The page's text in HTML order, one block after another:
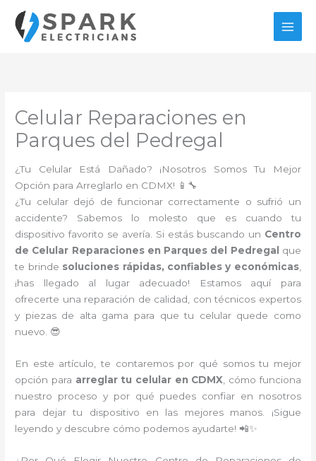
contenido
Celular Reparaciones en
Parques del Pedregal
¿Tu Celular Está Dañado? ¡Nosotros Somos Tu Mejor
Opción para Arreglarlo en CDMX! 📱🔧
¿Tu celular dejó de funcionar correctamente o sufrió un
accidente? Sabemos lo molesto que es cuando tu
dispositivo favorito se avería. Si estás buscando un Centro
de Celular Reparaciones en Parques del Pedregal
que
te brinde soluciones rápidas, confiables y económicas,
¡has llegado al lugar adecuado! Estamos aquí para
ofrecerte una reparación de calidad, con técnicos expertos
y piezas de alta gama para que tu celular quede como
nuevo. 😎
En este artículo, te contaremos por qué somos tu mejor
opción para arreglar tu celular en CDMX , cómo funciona
nuestro proceso y por qué puedes confiar en nosotros
para dejar tu dispositivo en las mejores manos. ¡Sigue
leyendo y descubre cómo podemos ayudarte! 📲✨